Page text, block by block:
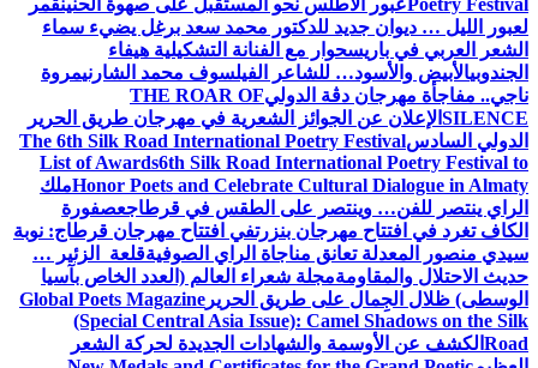
Poetry Festivalعبور الأطلس نحو المستقبل على صهوة الحنينقمر
لعبور الليل … ديوان جديد للدكتور محمد سعد برغل يضيء سماء
الشعر العربي في باريسحوار مع الفنانة التشكيلية هيفاء
الجندوبيالأبيض والأسود… للشاعر الفيلسوف محمد الشارنيمروة
ناجي.. مفاجأة مهرجان دڨة الدوليTHE ROAR OF
SILENCE الإعلان عن الجوائز الشعرية في مهرجان طريق الحرير
الدولي السادسThe 6th Silk Road International Poetry Festival
List of Awards6th Silk Road International Poetry Festival to
Honor Poets and Celebrate Cultural Dialogue in Almatyملك
الراي ينتصر للفن… وينتصر على الطقس في قرطاجعصفورة
الكاف تغرد في افتتاح مهرجان بنزرتفي افتتاح مهرجان قرطاج: نوبة
سيدي منصور المعدلة تعانق مناجاة الراي الصوفيةقلعة الزئير …
حديث الاحتلال والمقاومةمجلة شعراء العالم (العدد الخاص بآسيا
الوسطى) ظلال الجِمال على طريق الحرير Global Poets Magazine
(Special Central Asia Issue): Camel Shadows on the Silk
Road الكشف عن الأوسمة والشهادات الجديدة لحركة الشعر